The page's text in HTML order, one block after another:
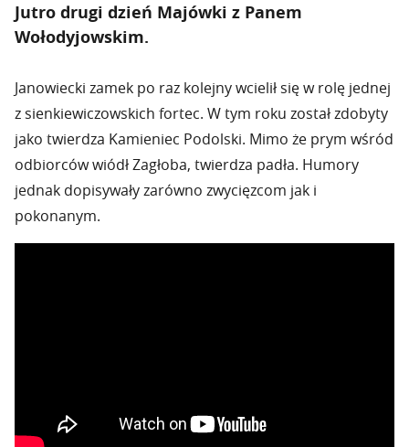
Jutro drugi dzień Majówki z Panem
Wołodyjowskim.
Janowiecki zamek po raz kolejny wcielił się w rolę jednej
z sienkiewiczowskich fortec. W tym roku został zdobyty
jako twierdza Kamieniec Podolski. Mimo że prym wśród
odbiorców wiódł Zagłoba, twierdza padła. Humory
jednak dopisywały zarówno zwycięzcom jak i
pokonanym.